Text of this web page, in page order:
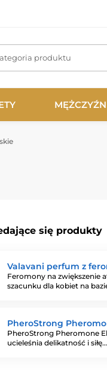
produktu
się produkty
Valavani perfum z
Feromony na zwiększenie
szacunku dla kobiet na
PheroStrong
PheroStrong Pheromone
ucieleśnia delikatność i siłę…